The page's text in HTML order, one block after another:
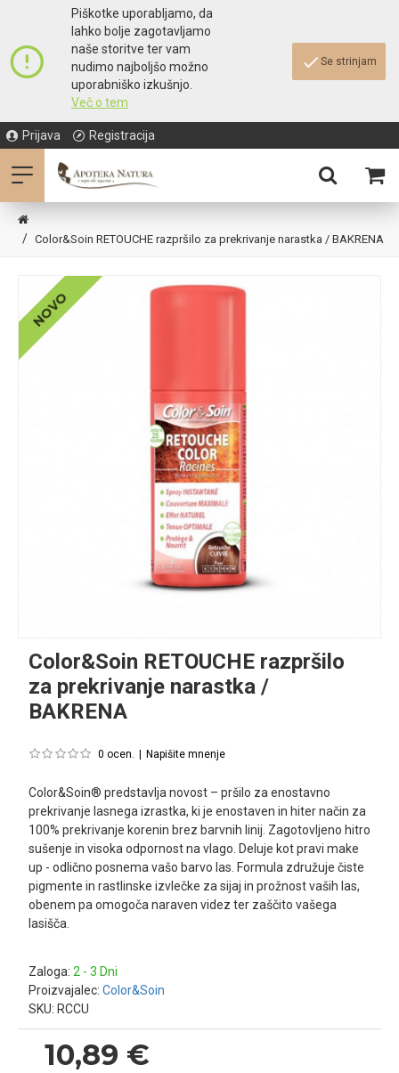
Piškotke uporabljamo, da
lahko bolje zagotavljamo
naše storitve ter vam
nudimo najboljšo možno
uporabniško izkušnjo.
Več o tem
Se strinjam
Prijava Registracija
Color&Soin RETOUCHE razpršilo za prekrivanje narastka / BAKRENA
NOVO
Color&Soin RETOUCHE razpršilo
za prekrivanje narastka /
BAKRENA
Zaloga: 2 - 3 Dni
Proizvajalec: Color&Soin
SKU: RCCU
0 ocen. Napišite mnenje
Color&Soin® predstavlja novost – pršilo za enostavno
prekrivanje lasnega izrastka, ki je enostaven in hiter način za
100% prekrivanje korenin brez barvnih linij. Zagotovljeno hitro
sušenje in visoka odpornost na vlago. Deluje kot pravi make
up - odlično posnema vašo barvo las. Formula združuje čiste
pigmente in rastlinske izvlečke za sijaj in prožnost vaših las,
obenem pa omogoča naraven videz ter zaščito vašega
lasišča.
10,89 €